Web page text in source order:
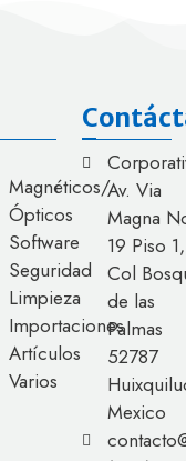
Magnéticos/
Ópticos
Software
Seguridad
Limpieza
Importaciones
Artículos
Varios
Av. Via
Magna
19 Piso 1,
Col
de las
Palmas
52787
Mexico